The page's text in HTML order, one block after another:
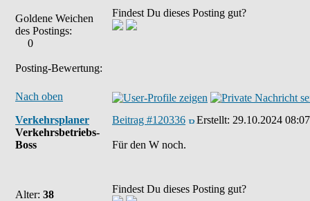
Goldene Weichen
des Postings:
0
Posting-Bewertung:
Findest Du dieses Posting gut?
Nach oben
Verkehrsplaner
Verkehrsbetriebs-
Boss
Alter: 38
Beitrag #120336 Erstellt: 29.10.2024 08:07
Für den W noch.
Findest Du dieses Posting gut?